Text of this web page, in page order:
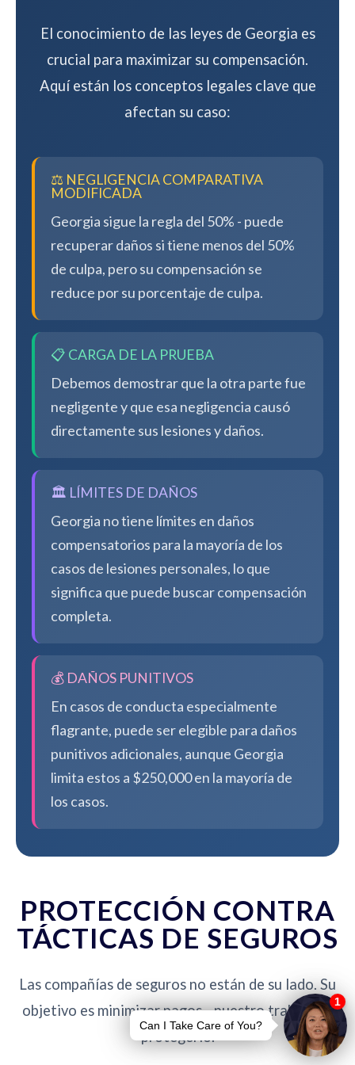
El conocimiento de las leyes de Georgia es
crucial para maximizar su compensación.
Aquí están los conceptos legales clave que
afectan su caso:
⚖️ NEGLIGENCIA COMPARATIVA
MODIFICADA
Georgia sigue la regla del 50% - puede
recuperar daños si tiene menos del 50%
de culpa, pero su compensación se
reduce por su porcentaje de culpa.
📋 CARGA DE LA PRUEBA
Debemos demostrar que la otra parte fue
negligente y que esa negligencia causó
directamente sus lesiones y daños.
🏛️ LÍMITES DE DAÑOS
Georgia no tiene límites en daños
compensatorios para la mayoría de los
casos de lesiones personales, lo que
significa que puede buscar compensación
completa.
💰 DAÑOS PUNITIVOS
En casos de conducta especialmente
flagrante, puede ser elegible para daños
punitivos adicionales, aunque Georgia
limita estos a $250,000 en la mayoría de
los casos.
PROTECCIÓN CONTRA
TÁCTICAS DE SEGUROS
Las compañías de seguros no están de su lado. Su
objetivo es minimizar pagos - nuestro trabajo es
protegerlo.